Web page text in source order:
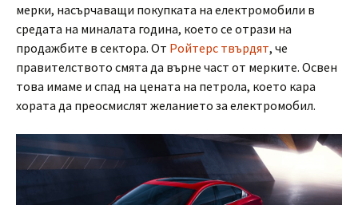
мерки, насърчаващи покупката на електромобили в
средата на миналата година, което се отрази на
продажбите в сектора. От Ройтерс твърдят, че
правителството смята да върне част от мерките. Освен
това имаме и спад на цената на петрола, което кара
хората да преосмислят желанието за електромобил.